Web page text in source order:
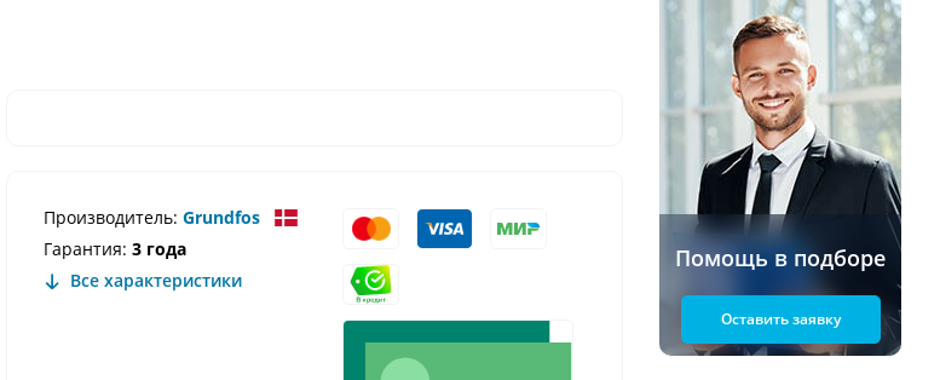
Производитель: Grundfos
Гарантия: 3 года
Все характеристики
Помощь в подборе
Оставить заявку